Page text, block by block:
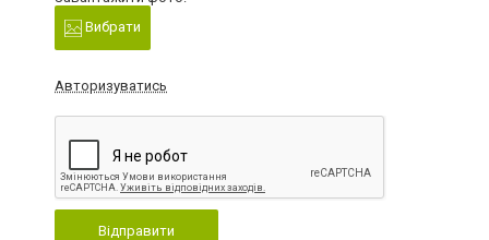
Вибрати
Авторизуватись
Відправити